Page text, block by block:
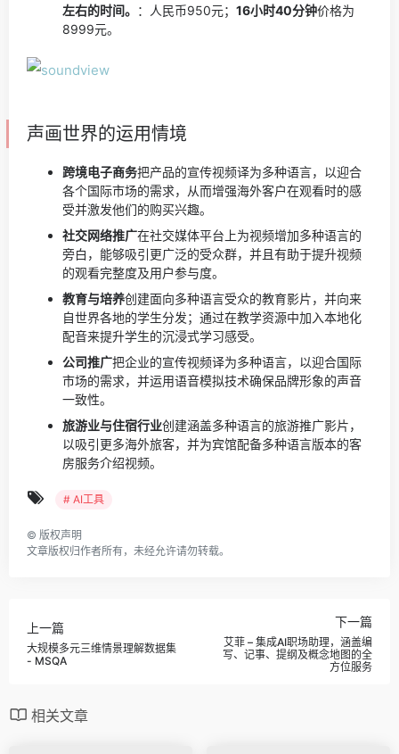
左右的时间。 ：人民币950元； 16小时40分钟价格为
8999元。
声画世界的运用情境
跨境电子商务把产品的宣传视频译为多种语言，以迎合
各个国际市场的需求，从而增强海外客户在观看时的感
受并激发他们的购买兴趣。
社交网络推广在社交媒体平台上为视频增加多种语言的
旁白，能够吸引更广泛的受众群，并且有助于提升视频
的观看完整度及用户参与度。
教育与培养创建面向多种语言受众的教育影片，并向来
自世界各地的学生分发；通过在教学资源中加入本地化
配音来提升学生的沉浸式学习感受。
公司推广把企业的宣传视频译为多种语言，以迎合国际
市场的需求，并运用语音模拟技术确保品牌形象的声音
一致性。
旅游业与住宿行业创建涵盖多种语言的旅游推广影片，
以吸引更多海外旅客，并为宾馆配备多种语言版本的客
房服务介绍视频。
# AI工具
© 版权声明
文章版权归作者所有，未经允许请勿转载。
上一篇
大规模多元三维情景理解数据集
- MSQA
下一篇
艾菲 – 集成AI职场助理，涵盖编
写、记事、提纲及概念地图的全
方位服务
相关文章